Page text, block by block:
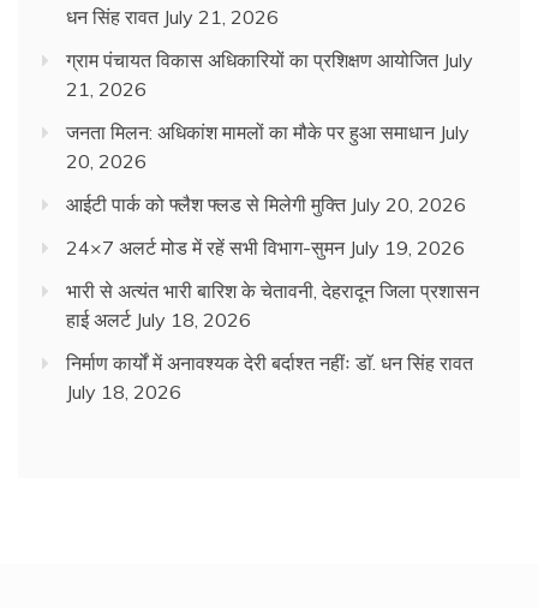
धन सिंह रावत July 21, 2026
ग्राम पंचायत विकास अधिकारियों का प्रशिक्षण आयोजित July
21, 2026
जनता मिलन: अधिकांश मामलों का मौके पर हुआ समाधान July
20, 2026
आईटी पार्क को फ्लैश फ्लड से मिलेगी मुक्ति July 20, 2026
24×7 अलर्ट मोड में रहें सभी विभाग-सुमन July 19, 2026
भारी से अत्यंत भारी बारिश के चेतावनी, देहरादून जिला प्रशासन
हाई अलर्ट July 18, 2026
निर्माण कार्यों में अनावश्यक देरी बर्दाश्त नहींः डाॅ. धन सिंह रावत
July 18, 2026